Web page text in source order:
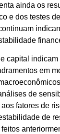
ainda os
e dos testes
capital
em
de
fatores de
de